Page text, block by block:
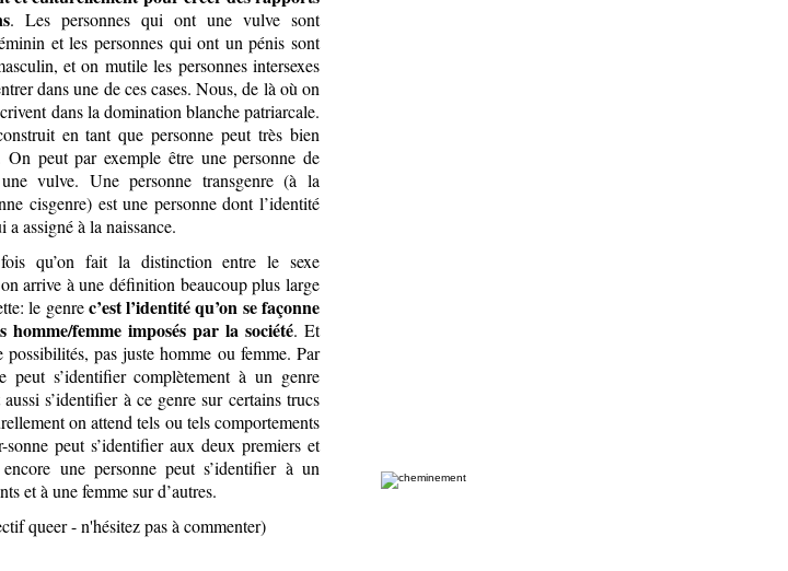
. Les personnes qui ont une vulve sont
et les personnes qui ont un pénis sont
et on mutile les personnes intersexes
dans une de ces cases. Nous, de là où on
dans la domination blanche patriarcale.
en tant que personne peut très bien
peut par exemple être une personne de
vulve. Une personne transgenre (à la
cisgenre) est une personne dont l’identité
assigné à la naissance.
qu’on fait la distinction entre le sexe
arrive à une définition beaucoup plus large
le genrec’est l’identité qu’on sefaçonne
femme imposés par la société. Et
possibilités, pas juste homme ou femme. Par
peut s’identifier complètement à un genre
s’identifier à ce genre sur certains trucs
on attend tels ou tels comportements
sonne peut s’identifier aux deux premiers et
une personne peut s’identifier à un
et à une femme sur d’autres.
queer - n'hésitez pas à commenter)